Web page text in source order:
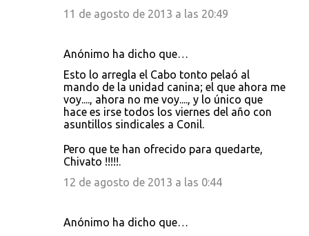
11 de agosto de 2013 a las 20:49
Anónimo ha dicho que…
Esto lo arregla el Cabo tonto pelaó al
mando de la unidad canina; el que ahora me
voy...., ahora no me voy...., y lo único que
hace es irse todos los viernes del año con
asuntillos sindicales a Conil.
Pero que te han ofrecido para quedarte,
Chivato !!!!!.
12 de agosto de 2013 a las 0:44
Anónimo ha dicho que…